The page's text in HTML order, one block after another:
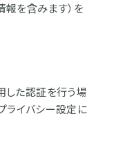
報を含みます）を
した認証を行う場
ライバシー設定に